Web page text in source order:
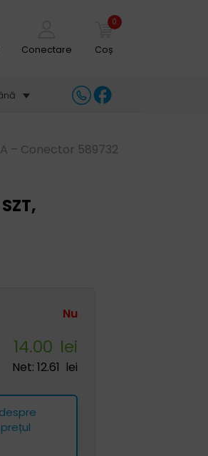
Conectare
0
Coș
– Conector 589732
Nu
14.00 lei
Net:12.61 lei